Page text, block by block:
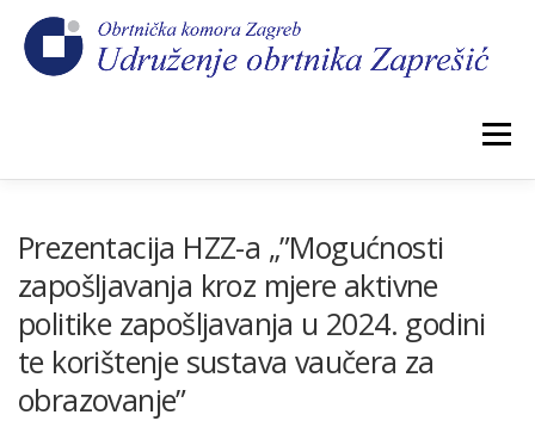
sadržaj
Izbornik
O NAMA CEHOVI KOMORSKI DOPRINOS
GALERIJA KONTAKT
Prezentacija HZZ-a „”Mogućnosti
zapošljavanja kroz mjere aktivne
politike zapošljavanja u 2024. godini
te korištenje sustava vaučera za
obrazovanje”